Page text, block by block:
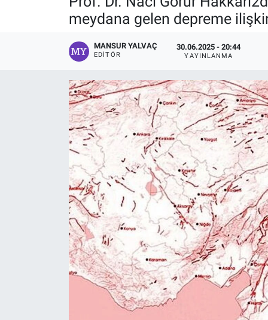
meydana gelen depreme
MANSUR YALVAÇ
EDITÖR
30.06.2025 - 20:44
YAYINLANMA